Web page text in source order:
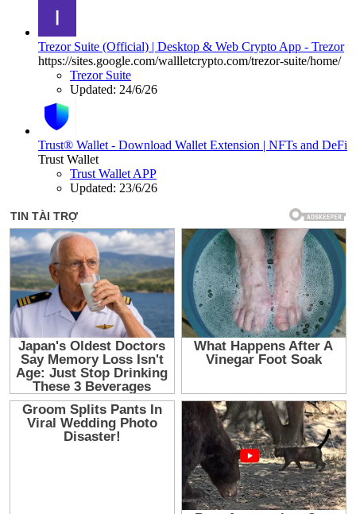
Trezor Suite (Official) | Desktop & Web Crypto App - Trezor
https://sites.google.com/wallletcrypto.com/trezor-suite/home/
Trezor Suite
Updated: 24/6/26
Trust® Wallet - Download Wallet Extension | NFTs and DeFi
Trust Wallet
Trust Wallet APP
Updated: 23/6/26